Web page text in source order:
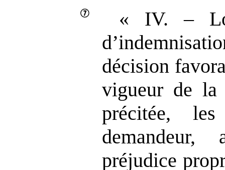
« IV. –
décision
vigueur
précitée,
préjudice